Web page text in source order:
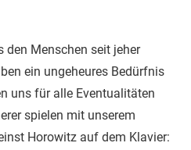
den Menschen seit jeher
ein ungeheures Bedürfnis
uns für alle Eventualitäten
spielen mit unserem
Horowitz auf dem Klavier: